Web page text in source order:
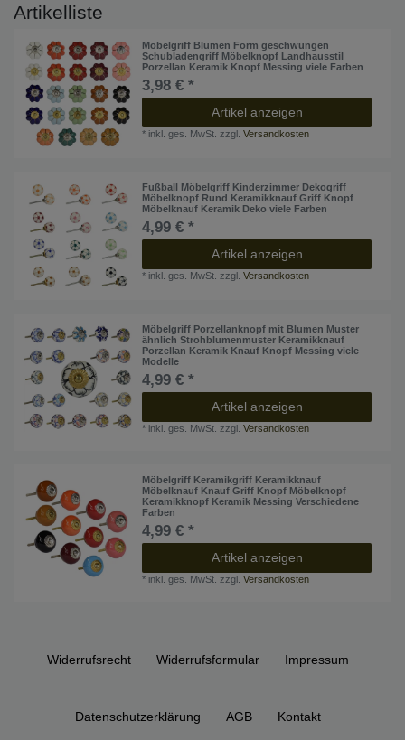
Artikelliste
Möbelgriff Blumen Form geschwungen
Schubladengriff Möbelknopf Landhausstil
Porzellan Keramik Knopf Messing viele Farben
3,98 € *
Artikel anzeigen
* inkl. ges. MwSt. zzgl.Versandkosten
Fußball Möbelgriff Kinderzimmer Dekogriff
Möbelknopf Rund Keramikknauf Griff Knopf
Möbelknauf Keramik Deko viele Farben
4,99 € *
Artikel anzeigen
* inkl. ges. MwSt. zzgl.Versandkosten
Möbelgriff Porzellanknopf mit Blumen Muster
ähnlich Strohblumenmuster Keramikknauf
Porzellan Keramik Knauf Knopf Messing viele
Modelle
4,99 € *
Artikel anzeigen
* inkl. ges. MwSt. zzgl.Versandkosten
Möbelgriff Keramikgriff Keramikknauf
Möbelknauf Knauf Griff Knopf Möbelknopf
Keramikknopf Keramik Messing Verschiedene
Farben
4,99 € *
Artikel anzeigen
* inkl. ges. MwSt. zzgl.Versandkosten
Widerrufs­recht Widerrufs­formular Impressum
Daten­schutz­erklärung AGB Kontakt